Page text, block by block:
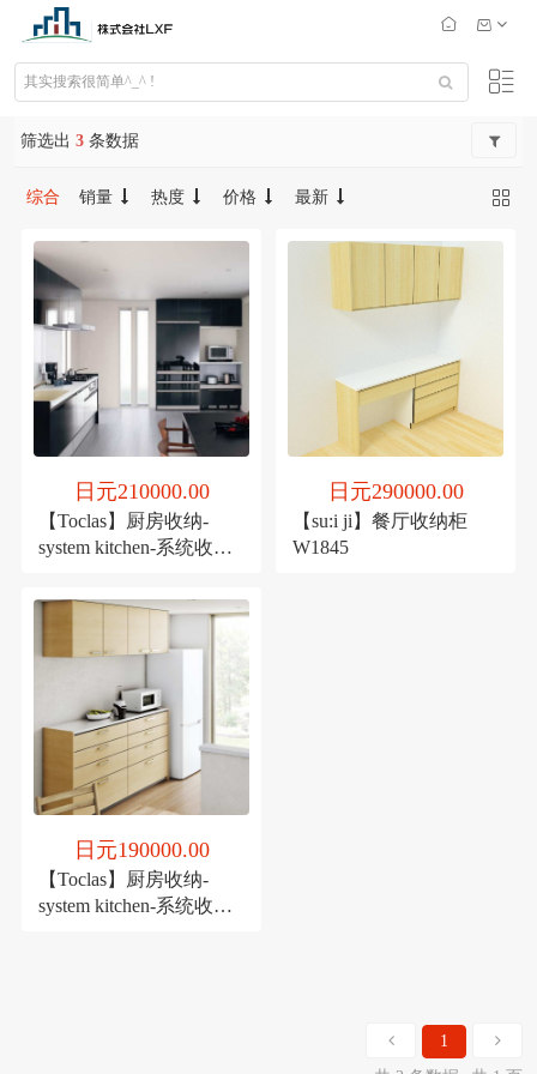
筛选出 3 条数据
综合 销量 热度 价格 最新
日元210000.00
【Toclas】厨房收纳-
system kitchen-系统收纳
日元290000.00
【su:i ji】餐厅收纳柜
W1845
日元190000.00
【Toclas】厨房收纳-
system kitchen-系统收纳
1